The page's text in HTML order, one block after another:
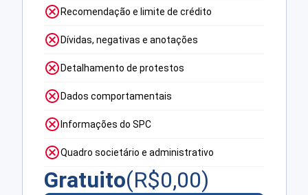
Recomendação e limite de crédito
Dívidas, negativas e anotações
Detalhamento de protestos
Dados comportamentais
Informações do SPC
Quadro societário e administrativo
Gratuito(R$0,00)